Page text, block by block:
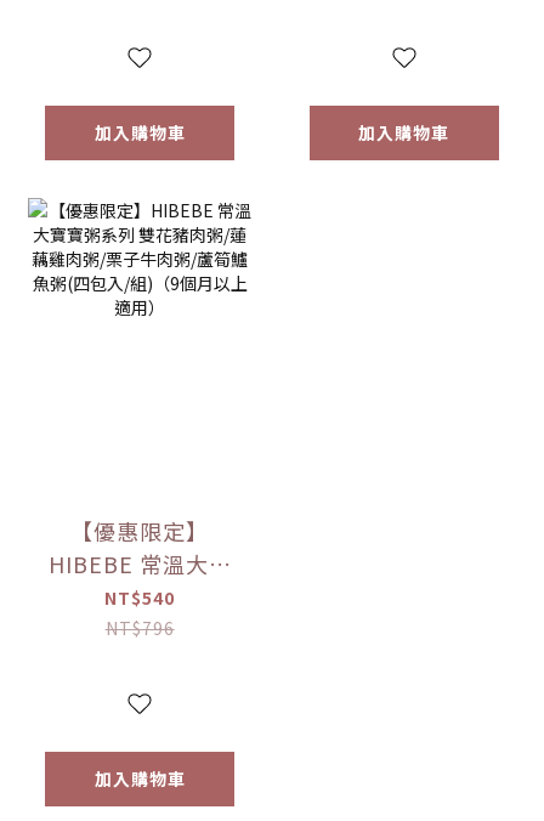
限定】
加入購物車
定】
加入購物車
【優惠限定】
HIBEBE 常溫大寶
寶粥系列 雙花豬肉
粥/蓮藕雞肉粥/栗子
(四包入/組)（9個月
NT$540
NT$796
加入購物車